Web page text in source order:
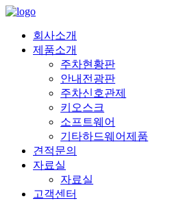
Skip
content회사소개
제품소개
주차현황판
안내전광판
주차신호관제
키오스크
소프트웨어
기타하드웨어제품
견적문의
자료실
자료실
고객센터